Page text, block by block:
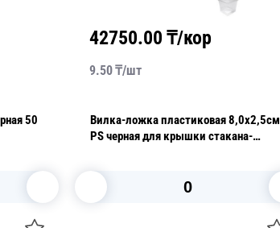
50
42750.00 ₸/кор
9.50₸/шт
Вилка-ложка пластиковая 8,0х2,5см
PS черная для крышки стакана-